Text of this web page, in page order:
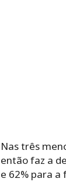
Nas três
então faz a
e 62% para a